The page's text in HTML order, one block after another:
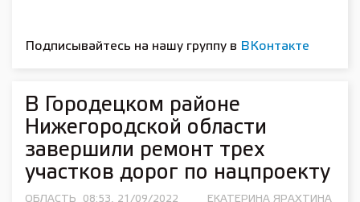
Подписывайтесь на нашу группу в ВКонтакте
В Городецком районе
Нижегородской области
завершили ремонт трех
участков дорог по нацпроекту
ОБЛАСТЬ 08:53, 21/09/2022 ЕКАТЕРИНА ЯРАХТИНА